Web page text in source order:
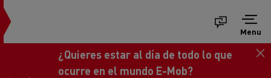
Menu
Consigue tu nuevo Renault Trucks
Master